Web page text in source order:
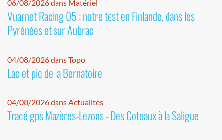
06/08/2026 dans Matériel
Vuarnet Racing 05 : notre test en Finlande, dans les
Pyrénées et sur Aubrac
04/08/2026 dans Topo
Lac et pic de la Bernatoire
04/08/2026 dans Actualités
Tracé gps Mazères-Lezons - Des Coteaux à la Saligue